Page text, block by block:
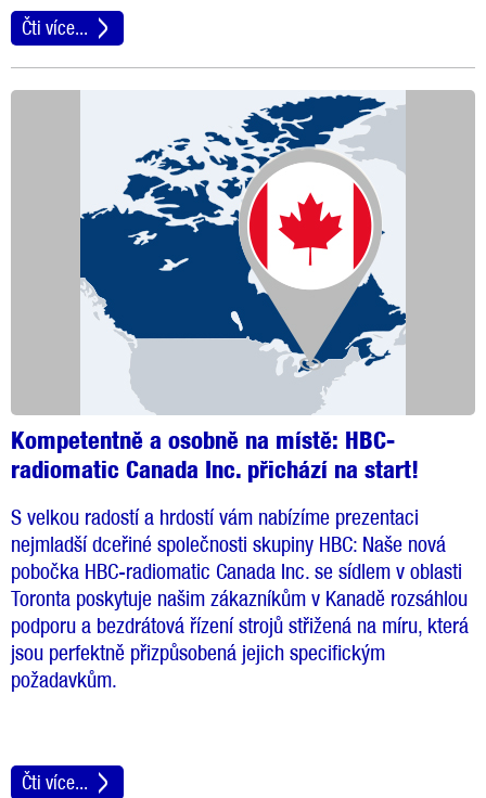
Čti více...
Kompetentně a osobně na místě: HBC-
radiomatic Canada Inc. přichází na start!
S velkou radostí a hrdostí vám nabízíme prezentaci
nejmladší dceřiné společnosti skupiny HBC: Naše nová
pobočka HBC-radiomatic Canada Inc. se sídlem v oblasti
Toronta poskytuje našim zákazníkům v Kanadě rozsáhlou
podporu a bezdrátová řízení strojů střižená na míru, která
jsou perfektně přizpůsobená jejich specifickým
požadavkům.
Čti více...